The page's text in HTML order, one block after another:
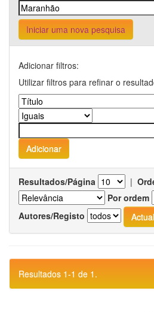
Iniciar uma nova pesquisa
Adicionar filtros:
Utilizar filtros para refinar o
Resultados/Página |
Por ordem
Autores/Registo
Resultados 1-1 de 1.